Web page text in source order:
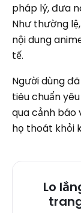
pháp lý, đưa
Như thường
nội dung
tế.
Người dùng
tiêu chuẩn
qua cảnh báo
họ thoát khỏi
Lo